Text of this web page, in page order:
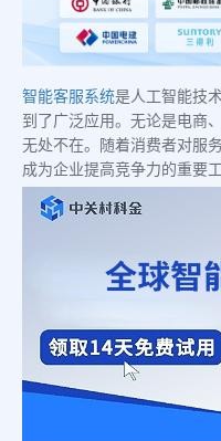
智能客服系统是人工智能技
到了广泛应用。无论是电商
无处不在。随着消费者对服
成为企业提高竞争力的重要工